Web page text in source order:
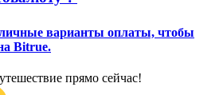
прибыльным
варианты оплаты, чтобы
Bitrue.
прямо сейчас!